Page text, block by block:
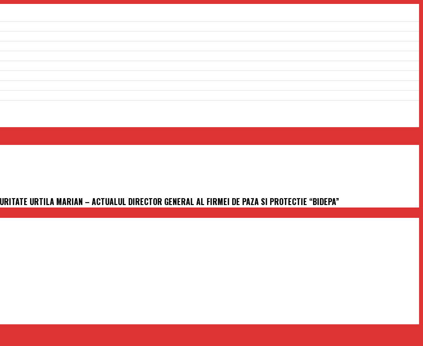
URTILA MARIAN – ACTUALUL DIRECTOR GENERAL AL FIRMEI DE PAZA SI PROTECTIE “BIDEPA”